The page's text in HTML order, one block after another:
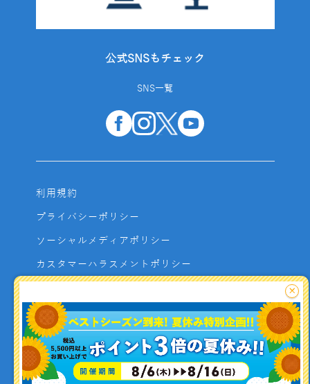
公式SNSもチェック
SNS一覧
利用規約
プライバシーポリシー
ソーシャルメディアポリシー
カスタマーハラスメントポリシー
よくあるご質問
お問い合わせ
利用者資金の保全方法
×